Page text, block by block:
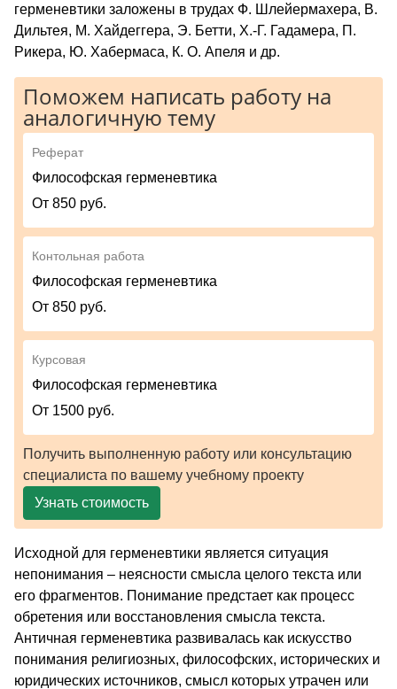
герменевтики заложены в трудах Ф. Шлейермахера, В.
Дильтея, М. Хайдеггера, Э. Бетти, Х.-Г. Гадамера, П.
Рикера, Ю. Хабермаса, К. О. Апеля и др.
Поможем написать работу на
аналогичную тему
Реферат
Философская герменевтика
От 850 руб.
Контольная работа
Философская герменевтика
От 850 руб.
Курсовая
Философская герменевтика
От 1500 руб.
Получить выполненную работу или консультацию
специалиста по вашему учебному проекту
Узнать стоимость
Исходной для герменевтики является ситуация
непонимания – неясности смысла целого текста или
его фрагментов. Понимание предстает как процесс
обретения или восстановления смысла текста.
Античная герменевтика развивалась как искусство
понимания религиозных, философских, исторических и
юридических источников, смысл которых утрачен или